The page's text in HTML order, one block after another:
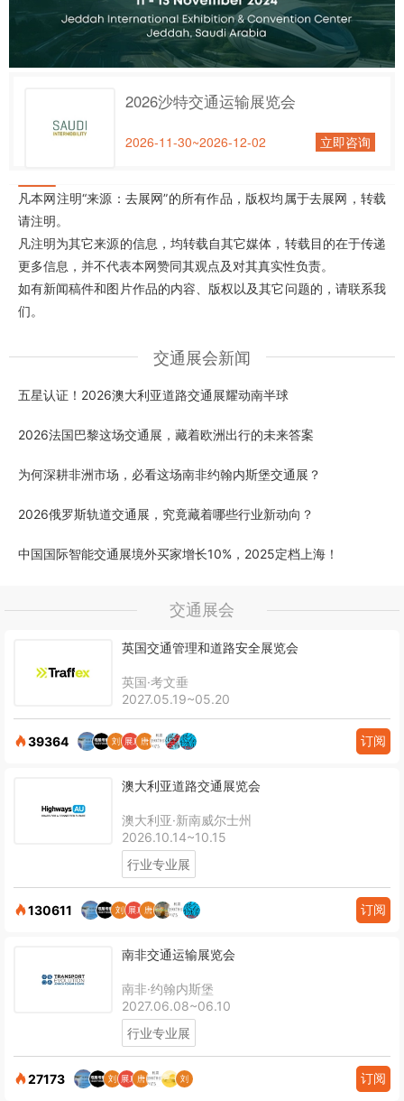
2026沙特交通运输展览会
2026-11-30~2026-12-02 立即咨询
凡本网注明“来源：去展网”的所有作品，版权均属于去展网，转载
请注明。
凡注明为其它来源的信息，均转载自其它媒体，转载目的在于传递
更多信息，并不代表本网赞同其观点及对其真实性负责。
如有新闻稿件和图片作品的内容、版权以及其它问题的，请联系我
们。
交通展会新闻
五星认证！2026澳大利亚道路交通展耀动南半球
2026法国巴黎这场交通展，藏着欧洲出行的未来答案
为何深耕非洲市场，必看这场南非约翰内斯堡交通展？
2026俄罗斯轨道交通展，究竟藏着哪些行业新动向？
中国国际智能交通展境外买家增长10%，2025定档上海！
交通展会
英国交通管理和道路安全展览会
英国·考文垂
2027.05.19~05.20
39364 订阅
澳大利亚道路交通展览会
澳大利亚·新南威尔士州
2026.10.14~10.15
行业专业展
130611 订阅
南非交通运输展览会
南非·约翰内斯堡
2027.06.08~06.10
行业专业展
27173 订阅